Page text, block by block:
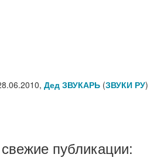
Дед ЗВУКАРЬ (ЗВУКИ РУ)
публикации: